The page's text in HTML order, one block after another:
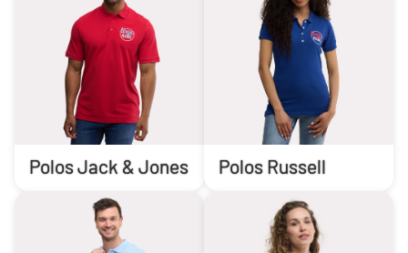
Polos Jack & Jones Polos Russell